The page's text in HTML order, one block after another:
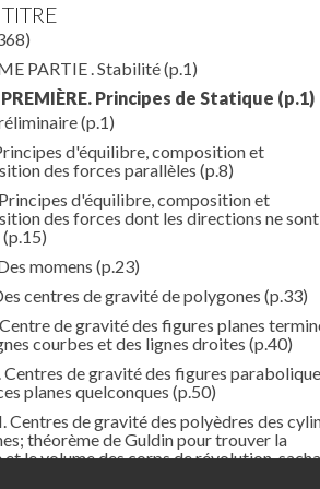
PARTIE . Stabilité(p.1)
Principes de Statique (p.1)
(p.1)
d'équilibre, composition et
des forces parallèles (p.8)
d'équilibre, composition et
des forces dont les directions ne
(p.15)
momens (p.23)
centres de gravité de polygones (p.33)
de gravité des figures planes
courbes et des lignes droites (p.40)
Centres de gravité des figures
planes quelconques (p.50)
Centres de gravité des polyèdres des
théorème de Guldin pour trouver la
le volume des corps de révolution,